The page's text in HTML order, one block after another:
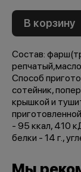
В корзину
Состав:
Способ
сотейник,
крышкой и
- 95 ккал, 410
белки - 14 г.,